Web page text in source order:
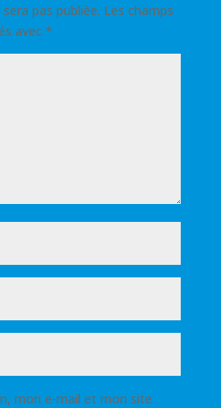
pas publiée. Les champs
avec *
mon e-mail et mon site